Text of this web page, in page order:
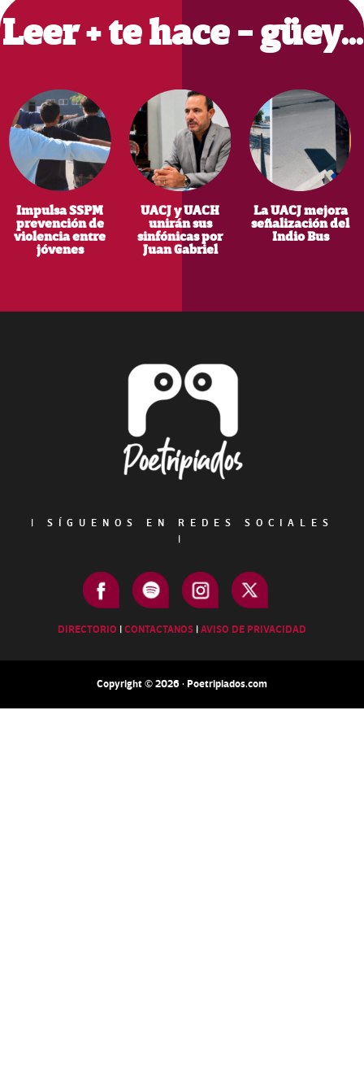
Leer + te hace - güey…
Impulsa SSPM
prevención de
violencia entre
jóvenes
UACJ y UACH
unirán sus
sinfónicas por
Juan Gabriel
La UACJ mejora
señalización del
Indio Bus
|
SÍGUENOS EN REDES SOCIALES
|
DIRECTORIO |CONTACTANOS |AVISO DE PRIVACIDAD
Copyright © 2026 · Poetripiados.com